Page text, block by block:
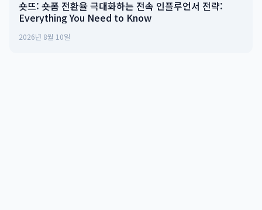
숏뜨: 숏폼 전환율 극대화하는 전속 인플루언서 전략:
Everything You Need to Know
2026년 8월 10일